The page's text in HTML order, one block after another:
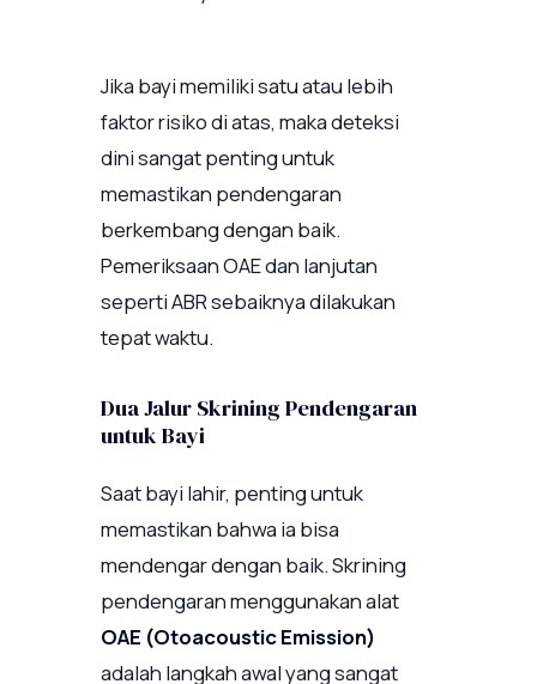
Jika bayi memiliki satu atau lebih
faktor risiko di atas, maka deteksi
dini sangat penting untuk
memastikan pendengaran
berkembang dengan baik.
Pemeriksaan OAE dan lanjutan
seperti ABR sebaiknya dilakukan
tepat waktu.
Dua Jalur Skrining Pendengaran
untuk Bayi
Saat bayi lahir, penting untuk
memastikan bahwa ia bisa
mendengar dengan baik. Skrining
pendengaran menggunakan alat
OAE (Otoacoustic Emission)
adalah langkah awal yang sangat